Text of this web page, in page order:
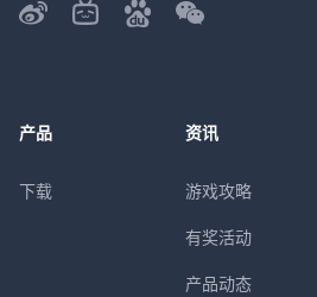
产品
下载
资讯
游戏攻略
有奖活动
产品动态